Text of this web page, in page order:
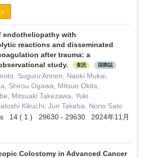
endotheliopathy with
reactions and disseminated
after trauma: a
study.
査読 国際誌
Suguru Annen, Naoki Mukai,
Shirou Ogawa, Mitsuo Okita,
Mitsuaki Takezawa, Yuki
Kikuchi, Jun Takeba, Norio Sato
14 ( 1 ) 29630 - 29630 2024年11月
Colostomy in Advanced Cancer